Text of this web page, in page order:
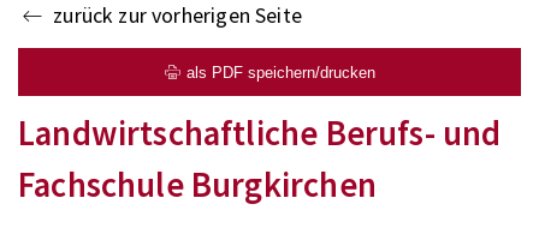
zurück zur vorherigen Seite
als PDF speichern/drucken
Landwirtschaftliche Berufs- und
Fachschule Burgkirchen